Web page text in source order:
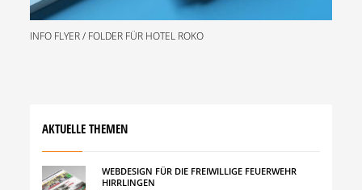
INFO FLYER / FOLDER FÜR HOTEL ROKO
AKTUELLE THEMEN
WEBDESIGN FÜR DIE FREIWILLIGE FEUERWEHR
HIRRLINGEN